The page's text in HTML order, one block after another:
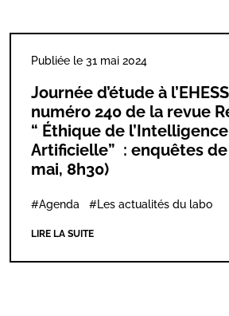
Publiée le 31 mai 2024
Journée d’étude à
numéro 240 de la revue
“ Éthique de l’Intelligence
Artificielle” : enquêtes
mai, 8h30)
#Agenda #Les actualités du labo
LIRE LA SUITE